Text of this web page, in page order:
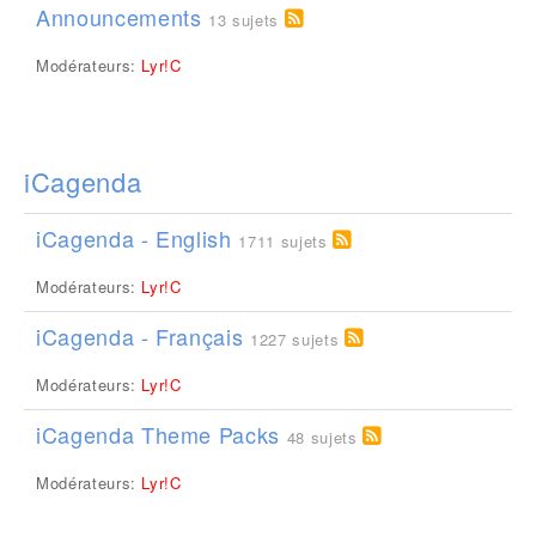
Announcements 13 sujets
Modérateurs: Lyr!C
iCagenda
iCagenda - English 1711 sujets
Modérateurs: Lyr!C
iCagenda - Français 1227 sujets
Modérateurs: Lyr!C
iCagenda Theme Packs 48 sujets
Modérateurs: Lyr!C